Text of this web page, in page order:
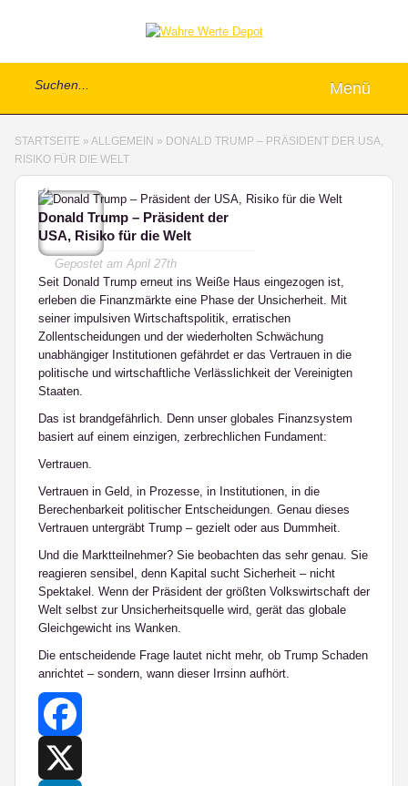
Menü
STARTSEITE » ALLGEMEIN » DONALD TRUMP – PRÄSIDENT DER USA,
RISIKO FÜR DIE WELT
2
Donald Trump – Präsident der
USA, Risiko für die Welt
Gepostet amApril 27th
Seit Donald Trump erneut ins Weiße Haus eingezogen ist,
erleben die Finanzmärkte eine Phase der Unsicherheit. Mit
seiner impulsiven Wirtschaftspolitik, erratischen
Zollentscheidungen und der wiederholten Schwächung
unabhängiger Institutionen gefährdet er das Vertrauen in die
politische und wirtschaftliche Verlässlichkeit der Vereinigten
Staaten.
Das ist brandgefährlich. Denn unser globales Finanzsystem
basiert auf einem einzigen, zerbrechlichen Fundament:
Vertrauen.
Vertrauen in Geld, in Prozesse, in Institutionen, in die
Berechenbarkeit politischer Entscheidungen. Genau dieses
Vertrauen untergräbt Trump – gezielt oder aus Dummheit.
Und die Marktteilnehmer? Sie beobachten das sehr genau. Sie
reagieren sensibel, denn Kapital sucht Sicherheit – nicht
Spektakel. Wenn der Präsident der größten Volkswirtschaft der
Welt selbst zur Unsicherheitsquelle wird, gerät das globale
Gleichgewicht ins Wanken.
Die entscheidende Frage lautet nicht mehr, ob Trump Schaden
anrichtet – sondern, wann dieser Irrsinn aufhört.
Facebook